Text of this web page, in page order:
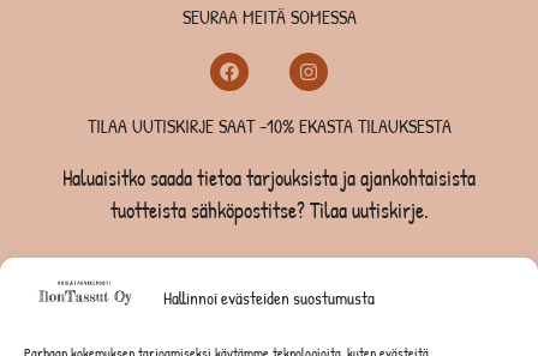
Hallinnoi evästeiden suostumusta
SEURAA MEITÄ SOMESSA
TILAA UUTISKIRJE SAAT -10% EKASTA TILAUKSESTA
Haluaisitko saada tietoa tarjouksista ja ajankohtaisista
tuotteista sähköpostitse? Tilaa uutiskirje.
TILAA UUTISKIRJE -SAAT -10% EKASTA TILAUKSESTA